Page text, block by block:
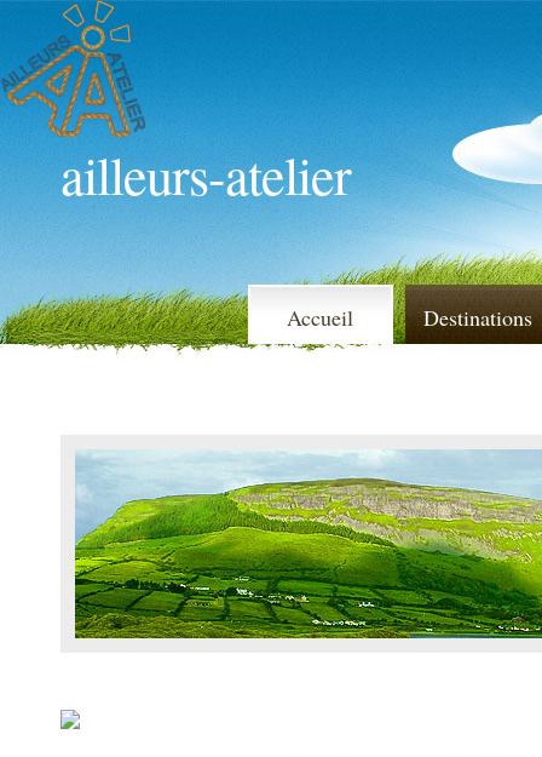
ailleurs-atelier
Accueil Destinations